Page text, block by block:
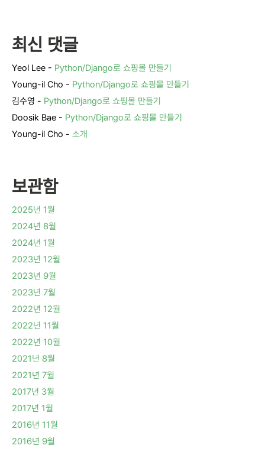
최신 댓글
Yeol Lee - Python/Django로 쇼핑몰 만들기
Young-il Cho - Python/Django로 쇼핑몰 만들기
김수영 - Python/Django로 쇼핑몰 만들기
Doosik Bae - Python/Django로 쇼핑몰 만들기
Young-il Cho - 소개
보관함
2025년 1월
2024년 8월
2024년 1월
2023년 12월
2023년 9월
2023년 7월
2022년 12월
2022년 11월
2022년 10월
2021년 8월
2021년 7월
2017년 3월
2017년 1월
2016년 11월
2016년 9월